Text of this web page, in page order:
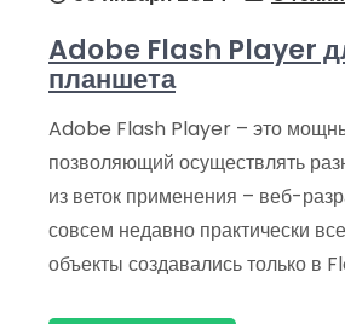
Adobe Flash Player
планшета
Adobe Flash Player – это
позволяющий осуществлять
из веток применения – веб-
совсем недавно практически
объекты создавались только в